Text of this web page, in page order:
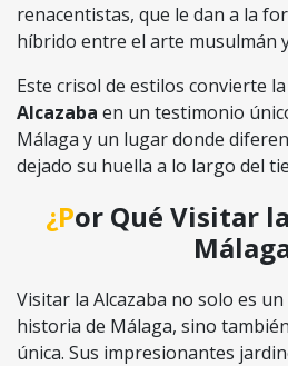
renacentistas, que le dan a la
híbrido entre el arte musulmán
Este crisol de estilos convierte la
Alcazaba en un testimonio
Málaga y un lugar donde
dejado su huella a lo largo del
¿Por Qué Visitar la Alcazaba de
Visitar la Alcazaba no solo es
historia de Málaga, sino
única. Sus impresionantes